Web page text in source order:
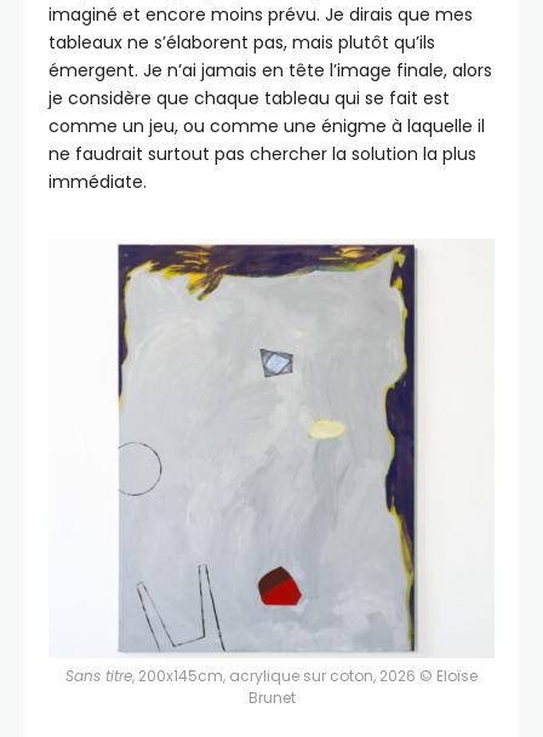
imaginé et encore moins prévu. Je dirais que mes
tableaux ne s’élaborent pas, mais plutôt qu’ils
émergent. Je n’ai jamais en tête l’image finale, alors
je considère que chaque tableau qui se fait est
comme un jeu, ou comme une énigme à laquelle il
ne faudrait surtout pas chercher la solution la plus
immédiate.
Sans titre, 200x145cm, acrylique sur coton, 2026 © Eloïse
Brunet